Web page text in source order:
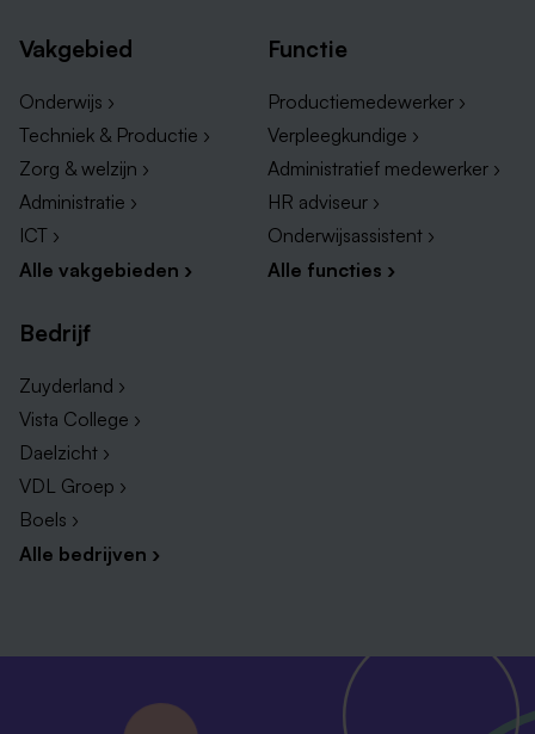
Vakgebied
Onderwijs ›
Techniek & Productie ›
Zorg & welzijn ›
Administratie ›
ICT ›
Alle vakgebieden ›
Functie
Productiemedewerker ›
Verpleegkundige ›
Administratief medewerker ›
HR adviseur ›
Onderwijsassistent ›
Alle functies ›
Bedrijf
Zuyderland ›
Vista College ›
Daelzicht ›
VDL Groep ›
Boels ›
Alle bedrijven ›